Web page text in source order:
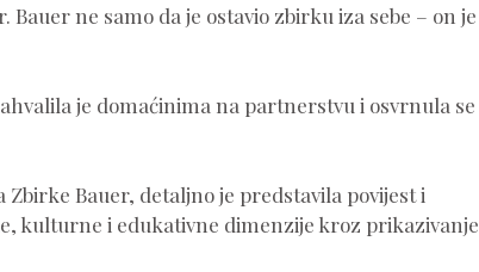
ne samo da je ostavio zbirku iza sebe – on je
je domaćinima na partnerstvu i osvrnula se
Zbirke Bauer, detaljno je predstavila povijest i
kulturne i edukativne dimenzije kroz prikazivanje